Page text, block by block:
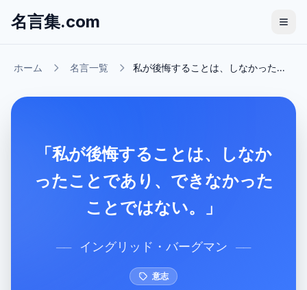
名言集.com
ホーム 名言一覧 私が後悔することは、しなかった...
「私が後悔することは、しなか
ったことであり、できなかった
ことではない。」
── イングリッド・バーグマン ──
意志